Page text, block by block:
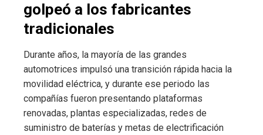
golpeó a los fabricantes
tradicionales
Durante años, la mayoría de las grandes
automotrices impulsó una transición rápida hacia la
movilidad eléctrica, y durante ese periodo las
compañías fueron presentando plataformas
renovadas, plantas especializadas, redes de
suministro de baterías y metas de electrificación